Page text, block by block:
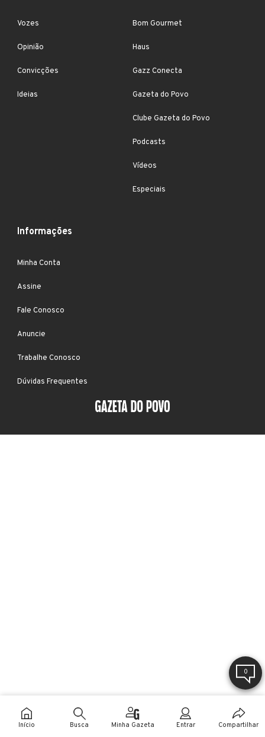
Vozes
Opinião
Convicções
Ideias
Bom Gourmet
Haus
Gazz Conecta
Gazeta do Povo
Clube Gazeta do Povo
Podcasts
Vídeos
Especiais
Informações
Minha Conta
Assine
Fale Conosco
Anuncie
Trabalhe Conosco
Dúvidas Frequentes
0
Início Busca Minha Gazeta Entrar Compartilhar